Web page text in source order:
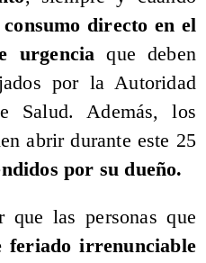
directo en el
urgencia que deben
por la Autoridad
Salud. Además, los
abrir durante este 25
por su dueño.
que las personas que
feriado irrenunciable